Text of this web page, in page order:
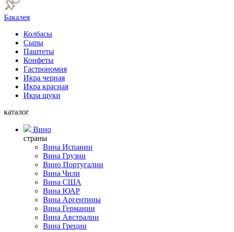
Бакалея
Колбасы
Сыры
Паштеты
Конфеты
Гастрономия
Икра черная
Икра красная
Икра щуки
каталог
Вино
страны
Вина Испании
Вина Грузии
Вино Португалии
Вина Чили
Вина США
Вина ЮАР
Вина Аргентины
Вина Германии
Вина Австралии
Вина Греции